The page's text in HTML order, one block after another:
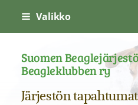
Siirry
sivun
sisältöön
Valikko
Suomen
Beagleklubben ry
Järjestön tapahtumat